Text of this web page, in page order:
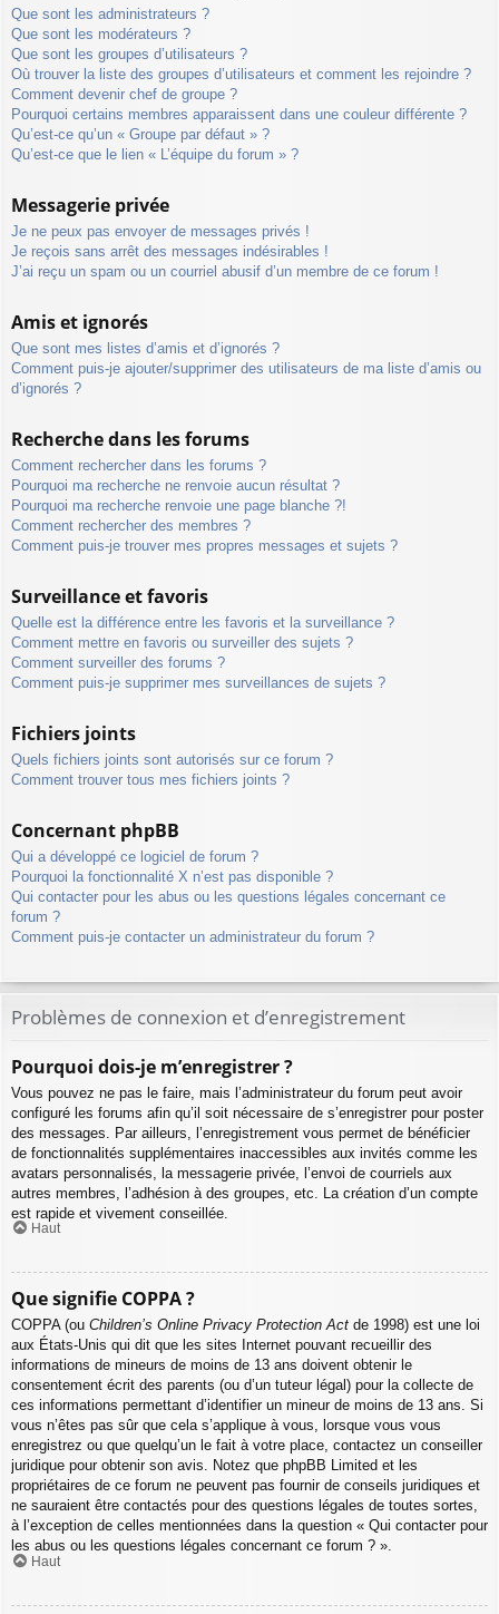
Que sont les administrateurs ?
Que sont les modérateurs ?
Que sont les groupes d’utilisateurs ?
Où trouver la liste des groupes d’utilisateurs et comment les rejoindre ?
Comment devenir chef de groupe ?
Pourquoi certains membres apparaissent dans une couleur différente ?
Qu’est-ce qu’un « Groupe par défaut » ?
Qu’est-ce que le lien « L’équipe du forum » ?
Messagerie privée
Je ne peux pas envoyer de messages privés !
Je reçois sans arrêt des messages indésirables !
J’ai reçu un spam ou un courriel abusif d’un membre de ce forum !
Amis et ignorés
Que sont mes listes d’amis et d’ignorés ?
Comment puis-je ajouter/supprimer des utilisateurs de ma liste d’amis ou
d’ignorés ?
Recherche dans les forums
Comment rechercher dans les forums ?
Pourquoi ma recherche ne renvoie aucun résultat ?
Pourquoi ma recherche renvoie une page blanche ?!
Comment rechercher des membres ?
Comment puis-je trouver mes propres messages et sujets ?
Surveillance et favoris
Quelle est la différence entre les favoris et la surveillance ?
Comment mettre en favoris ou surveiller des sujets ?
Comment surveiller des forums ?
Comment puis-je supprimer mes surveillances de sujets ?
Fichiers joints
Quels fichiers joints sont autorisés sur ce forum ?
Comment trouver tous mes fichiers joints ?
Concernant phpBB
Qui a développé ce logiciel de forum ?
Pourquoi la fonctionnalité X n’est pas disponible ?
Qui contacter pour les abus ou les questions légales concernant ce
forum ?
Comment puis-je contacter un administrateur du forum ?
Problèmes de connexion et d’enregistrement
Pourquoi dois-je m’enregistrer ?
Vous pouvez ne pas le faire, mais l’administrateur du forum peut avoir
configuré les forums afin qu’il soit nécessaire de s’enregistrer pour poster
des messages. Par ailleurs, l’enregistrement vous permet de bénéficier
de fonctionnalités supplémentaires inaccessibles aux invités comme les
avatars personnalisés, la messagerie privée, l’envoi de courriels aux
autres membres, l’adhésion à des groupes, etc. La création d’un compte
est rapide et vivement conseillée.
Haut
Que signifie COPPA ?
COPPA (ou Children’s Online Privacy Protection Act de 1998) est une loi
aux États-Unis qui dit que les sites Internet pouvant recueillir des
informations de mineurs de moins de 13 ans doivent obtenir le
consentement écrit des parents (ou d’un tuteur légal) pour la collecte de
ces informations permettant d’identifier un mineur de moins de 13 ans. Si
vous n’êtes pas sûr que cela s’applique à vous, lorsque vous vous
enregistrez ou que quelqu’un le fait à votre place, contactez un conseiller
juridique pour obtenir son avis. Notez que phpBB Limited et les
propriétaires de ce forum ne peuvent pas fournir de conseils juridiques et
ne sauraient être contactés pour des questions légales de toutes sortes,
à l’exception de celles mentionnées dans la question « Qui contacter pour
les abus ou les questions légales concernant ce forum ? ».
Haut